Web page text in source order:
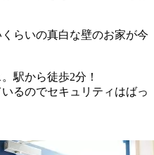
らいの真白な壁のお家が今
駅から徒歩2分！
るのでセキュリティはばっ